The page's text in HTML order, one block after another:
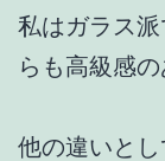
私はガラス
らも高級感
他の違いと